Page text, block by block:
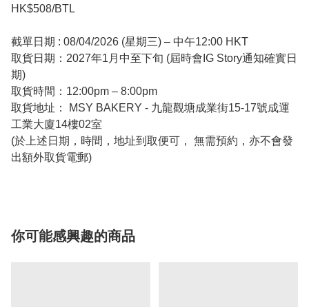
HK$508/BTL
截單日期 : 08/04/2026 (星期三) – 中午12:00 HKT
取貨日期：2027年1月中至下旬 (屆時會IG Story通知確實日
期)
取貨時間：12:00pm – 8:00pm
取貨地址： MSY BAKERY - 九龍觀塘成業街15-17號成運
工業大廈14樓02室
(於上述日期，時間，地址到取便可， 無需預約，亦不會發
出額外取貨電郵)
你可能感興趣的商品